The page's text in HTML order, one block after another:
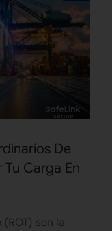
De
Carga En
son la